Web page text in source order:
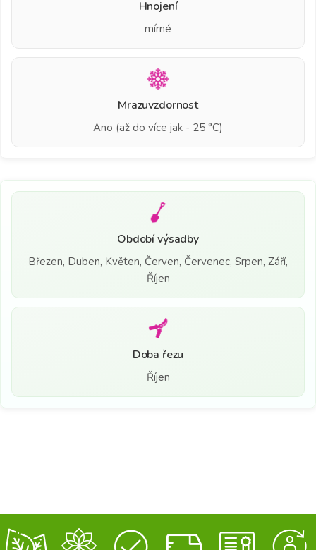
Hnojení
mírné
Mrazuvzdornost
Ano (až do více jak - 25 °C)
Období výsadby
Březen, Duben, Květen, Červen, Červenec, Srpen, Září,
Říjen
Doba řezu
Říjen